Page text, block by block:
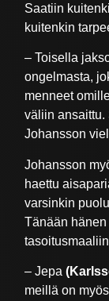
Saatiin
kuitenkin
– Toisella
ongelmasta,
menneet
väliin ansaittu.
Johansson
Johansson
haettu
varsinkin
Tänään
– Jepa
meillä on